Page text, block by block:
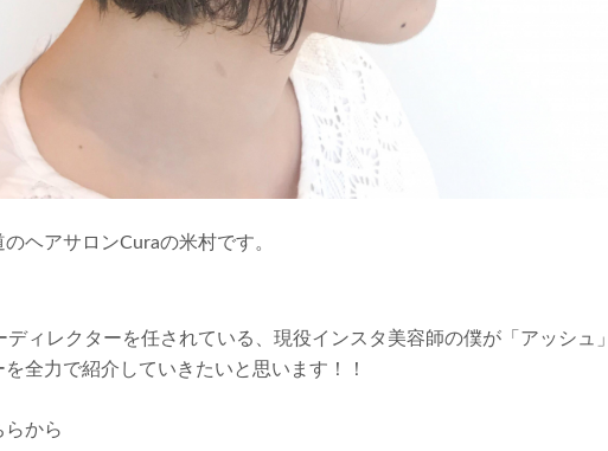
ヘアサロンCuraの米村です。
ディレクターを任されている、現役インスタ美容師の僕が「アッシュ」
全力で紹介していきたいと思います！！
らから